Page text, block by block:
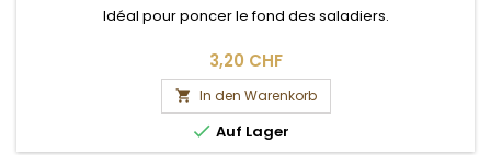
Idéal pour poncer le fond des saladiers.
3,20 CHF
 In den Warenkorb
 Auf Lager